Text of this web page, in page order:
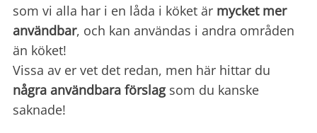
som vi alla har i en låda i köket är mycket mer
användbar, och kan användas i andra områden
än köket!
Vissa av er vet det redan, men här hittar du
några användbara förslagsom du kanske
saknade!